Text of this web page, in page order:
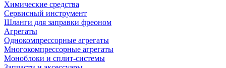
Химические средства
Сервисный инструмент
Шланги для заправки фреоном
Агрегаты
Однокомпрессорные агрегаты
Многокомпрессорные агрегаты
Моноблоки и сплит-системы